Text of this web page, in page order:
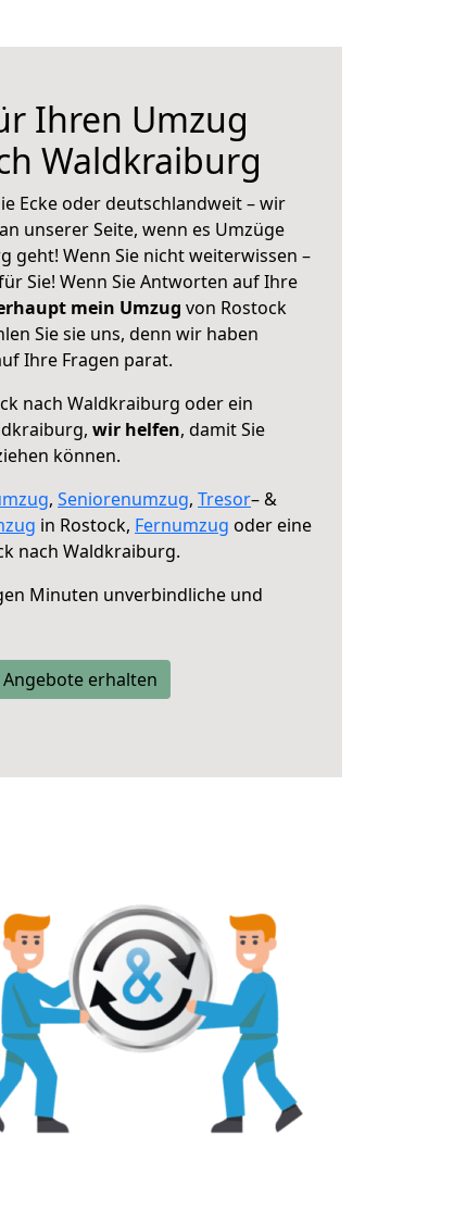
Ihren Umzug
Waldkraiburg
Ecke oder deutschlandweit – wir
an unserer Seite, wenn es Umzüge
geht! Wenn Sie nicht weiterwissen –
Sie! Wenn Sie Antworten auf Ihre
mein Umzug von Rostock
Sie sie uns, denn wir haben
Ihre Fragen parat.
nach Waldkraiburg oder ein
wir helfen, damit Sie
können.
, Seniorenumzug, Tresor– &
in Rostock, Fernumzug oder eine
nach Waldkraiburg.
Minuten unverbindliche und
erhalten